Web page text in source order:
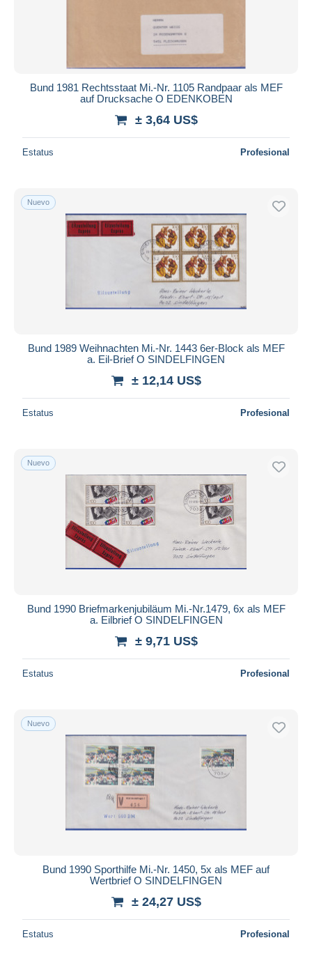
Bund 1981 Rechtsstaat Mi.-Nr. 1105 Randpaar als MEF
auf Drucksache O EDENKOBEN
± 3,64 US$
Estatus Profesional
Nuevo
Bund 1989 Weihnachten Mi.-Nr. 1443 6er-Block als MEF
a. Eil-Brief O SINDELFINGEN
± 12,14 US$
Estatus Profesional
Nuevo
Bund 1990 Briefmarkenjubiläum Mi.-Nr.1479, 6x als MEF
a. Eilbrief O SINDELFINGEN
± 9,71 US$
Estatus Profesional
Nuevo
Bund 1990 Sporthilfe Mi.-Nr. 1450, 5x als MEF auf
Wertbrief O SINDELFINGEN
± 24,27 US$
Estatus Profesional